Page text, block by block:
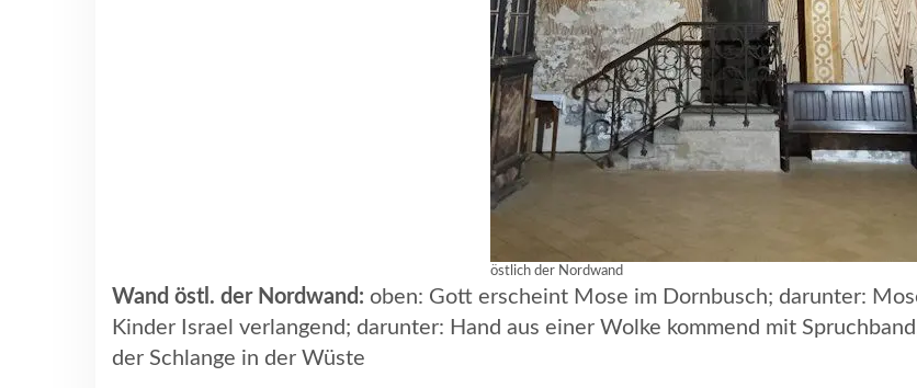
östlich der Nordwand
Wand östl. der Nordwand: oben: Gott erscheint Mose im Dornbusch; darunter:
Kinder Israel verlangend; darunter: Hand aus einer Wolke kommend mit
der Schlange in der Wüste